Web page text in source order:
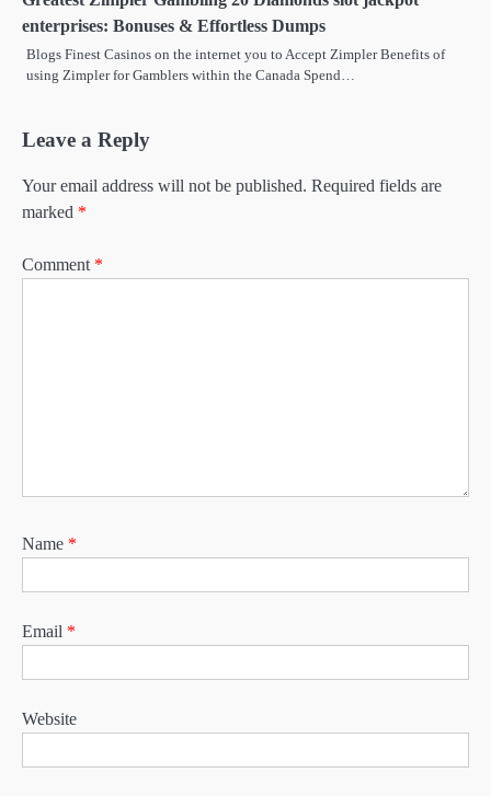
enterprises: Bonuses & Effortless Dumps
Blogs Finest Casinos on the internet you to Accept Zimpler Benefits of
using Zimpler for Gamblers within the Canada Spend…
Leave a Reply
Your email address will not be published. Required fields are
marked *
Comment *
Name *
Email *
Website